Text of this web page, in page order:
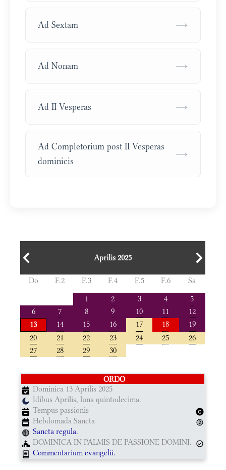
Ad Sextam →
Ad Nonam →
Ad II Vesperas →
Ad Completorium post II Vesperas
dominicis
→
Aprilis 2025
Do F.2 F.3 F.4 F.5 F.6
Sa
1
2 3 4
5
6
7 8 9 10 11
12
13
14 15 16 17 18
19
20
21 22 23 24 25
26
27
28 29 30
ORDO
Dominica 13 Aprilis 2025
Idibus Aprilis, luna quintodecima.
Tempus passionis
Hebdomada Sancta
Sancta regula.
DOMINICA IN PALMIS DE PASSIONE DOMINI.
Commentarium evangelii.